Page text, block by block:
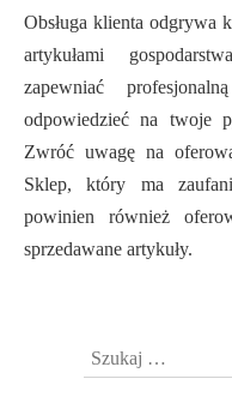
Obsługa klienta odgrywa
artykułami
zapewniać
odpowiedzieć na twoje
Zwróć uwagę na
Sklep, który ma
powinien również
sprzedawane artykuły.
PrzejdźSzukaj: